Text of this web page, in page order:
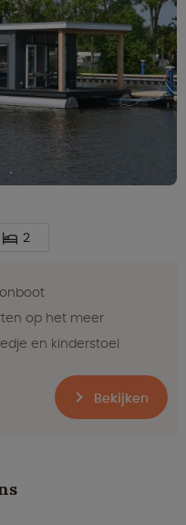
2
op het meer
en kinderstoel
Bekijken